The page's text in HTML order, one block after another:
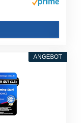
ANGEBOT